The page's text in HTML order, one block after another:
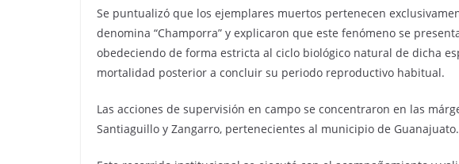
Se puntualizó que los ejemplares muertos pertenecen
denomina “Champorra” y explicaron que este fenómeno se
obedeciendo de forma estricta al ciclo biológico natural de dicha
mortalidad posterior a concluir su periodo reproductivo habitual.
Las acciones de supervisión en campo se concentraron en las
Santiaguillo y Zangarro, pertenecientes al municipio de Guanajuato.